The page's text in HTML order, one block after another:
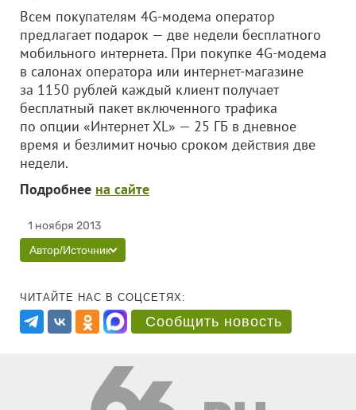
Всем покупателям 4G-модема оператор
предлагает подарок — две недели бесплатного
мобильного интернета. При покупке 4G-модема
в салонах оператора или интернет-магазине
за 1150 рублей каждый клиент получает
бесплатный пакет включенного трафика
по опции «Интернет XL» — 25 ГБ в дневное
время и безлимит ночью сроком действия две
недели.
Подробнее на сайте
1 ноября 2013
Автор/Источник
ЧИТАЙТЕ НАС В СОЦСЕТЯХ:
Сообщить новость